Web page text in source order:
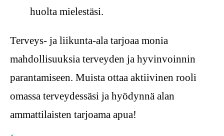
huolta mielestäsi.
Terveys- ja liikunta-ala tarjoaa monia
mahdollisuuksia terveyden ja hyvinvoinnin
parantamiseen. Muista ottaa aktiivinen rooli
omassa terveydessäsi ja hyödynnä alan
ammattilaisten tarjoama apua!